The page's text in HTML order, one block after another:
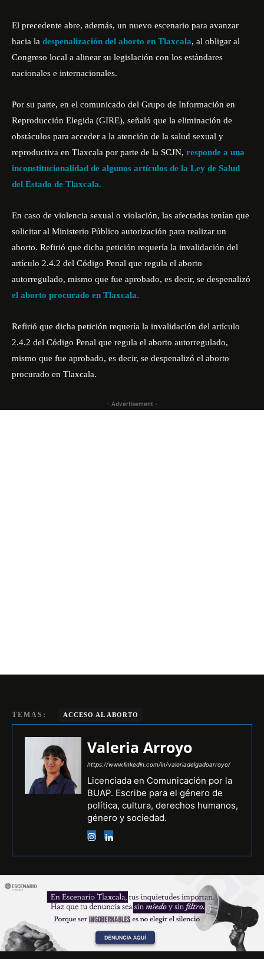
El precedente abre, además, un nuevo escenario para avanzar
hacia la despenalización del aborto en Tlaxcala, al obligar al
Congreso local a alinear su legislación con los estándares
nacionales e internacionales.
Por su parte, en el comunicado del Grupo de Información en
Reproducción Elegida (GIRE), señaló que la eliminación de
obstáculos para acceder a la atención de la salud sexual y
reproductiva en Tlaxcala por parte de la SCJN, responde a una
inconstitucionalidad de algunos artículos de la Ley de Salud
del Estado de Tlaxcala.
En caso de violencia sexual o violación, las afectadas tenían que
solicitar al Ministerio Público autorización para realizar un
aborto. Refirió que dicha petición requería la invalidación del
artículo 2.4.2 del Código Penal que regula el aborto
autorregulado, mismo que fue aprobado, es decir, se despenalizó
el aborto procurado en Tlaxcala.
Refirió que dicha petición requería la invalidación del artículo
2.4.2 del Código Penal que regula el aborto autorregulado,
mismo que fue aprobado, es decir, se despenalizó el aborto
procurado en Tlaxcala.
- Advertisement -
TEMAS: ACCESO AL ABORTO
Valeria Arroyo
https://www.linkedin.com/in/valeriadelgadoarroyo/
Licenciada en Comunicación por la
BUAP. Escribe para el género de
política, cultura, derechos humanos,
género y sociedad.